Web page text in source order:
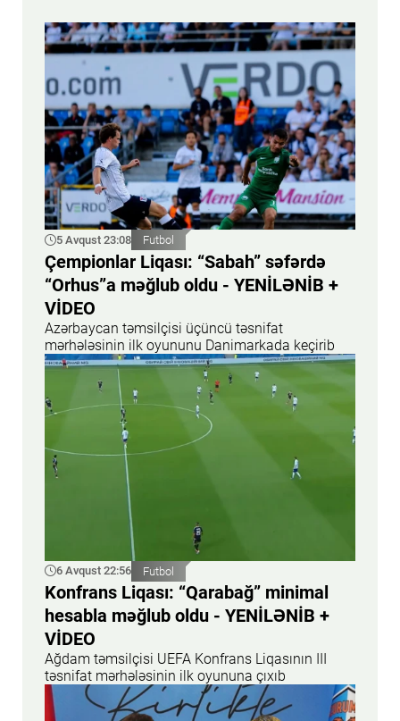
5 Avqust 23:08 Futbol
Çempionlar Liqası: “Sabah” səfərdə
“Orhus”a məğlub oldu - YENİLƏNİB +
VİDEO
Azərbaycan təmsilçisi üçüncü təsnifat
mərhələsinin ilk oyununu Danimarkada keçirib
6 Avqust 22:56 Futbol
Konfrans Liqası: “Qarabağ” minimal
hesabla məğlub oldu - YENİLƏNİB +
VİDEO
Ağdam təmsilçisi UEFA Konfrans Liqasının III
təsnifat mərhələsinin ilk oyununa çıxıb